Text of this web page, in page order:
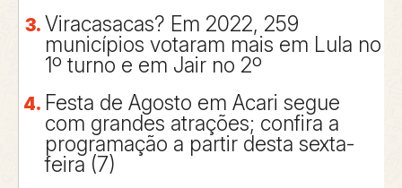
Viracasacas? Em 2022, 259
municípios votaram mais em Lula no
1º turno e em Jair no 2º
Festa de Agosto em Acari segue
com grandes atrações; confira a
programação a partir desta sexta-
feira (7)